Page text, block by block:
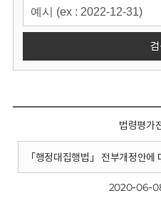
법령평가
「행정대집행법」 전부개정안
2020-06-